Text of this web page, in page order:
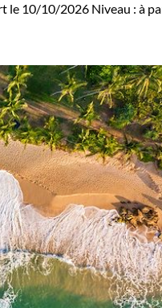
le 10/10/2026 Niveau : à